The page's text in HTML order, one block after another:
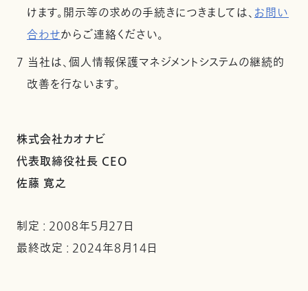
けます。開示等の求めの手続きにつきましては、お問い
合わせからご連絡ください。
7 当社は、個人情報保護マネジメントシステムの継続的
改善を行ないます。
株式会社カオナビ
代表取締役社長 CEO
佐藤 寛之
制定 : 2008年5月27日
最終改定 : 2024年8月14日